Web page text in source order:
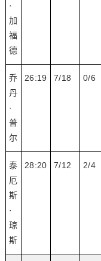
·
加
福
德
乔
丹
·
普
尔
26:19 7/18 0/6
泰
厄
斯
·
琼
斯
28:20 7/12 2/4